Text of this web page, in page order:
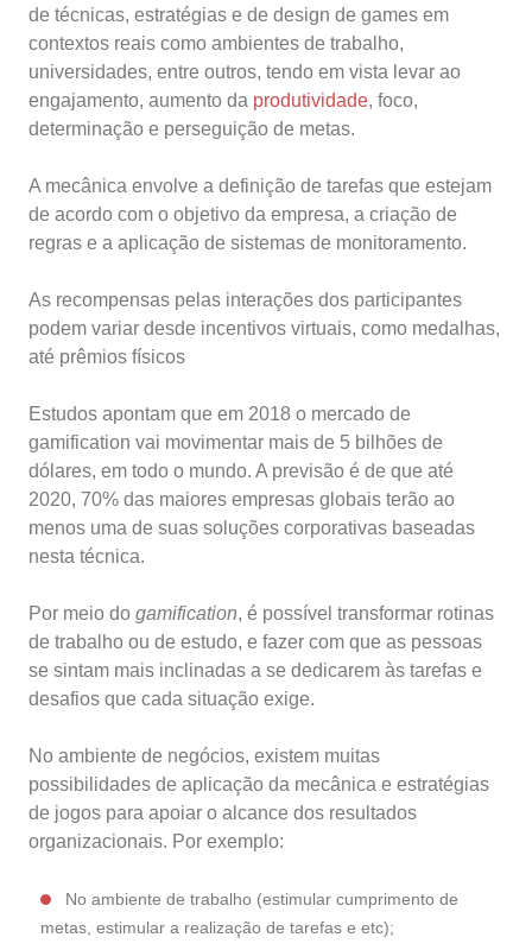
de técnicas, estratégias e de design de games em
contextos reais como ambientes de trabalho,
universidades, entre outros, tendo em vista levar ao
engajamento, aumento da produtividade, foco,
determinação e perseguição de metas.
A mecânica envolve a definição de tarefas que estejam
de acordo com o objetivo da empresa, a criação de
regras e a aplicação de sistemas de monitoramento.
As recompensas pelas interações dos participantes
podem variar desde incentivos virtuais, como medalhas,
até prêmios físicos
Estudos apontam que em 2018 o mercado de
gamification vai movimentar mais de 5 bilhões de
dólares, em todo o mundo. A previsão é de que até
2020, 70% das maiores empresas globais terão ao
menos uma de suas soluções corporativas baseadas
nesta técnica.
Por meio do gamification, é possível transformar rotinas
de trabalho ou de estudo, e fazer com que as pessoas
se sintam mais inclinadas a se dedicarem às tarefas e
desafios que cada situação exige.
No ambiente de negócios, existem muitas
possibilidades de aplicação da mecânica e estratégias
de jogos para apoiar o alcance dos resultados
organizacionais. Por exemplo:
No ambiente de trabalho (estimular cumprimento de
metas, estimular a realização de tarefas e etc);